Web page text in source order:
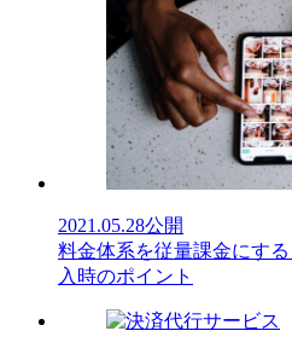
2021.05.28公開
料金体系を従量課金にす
入時のポイント